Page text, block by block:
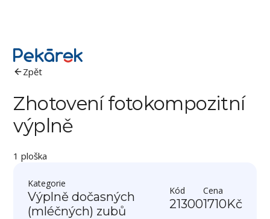
Zpět
Zhotovení fotokompozitní
výplně
1 ploška
Kategorie
Výplně dočasných
(mléčných) zubů
Kód
21300
Cena
1710Kč